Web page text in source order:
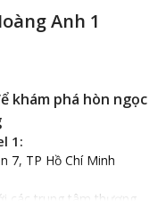
Anh 1
khám phá hòn ngọc
1:
7, TP Hồ Chí Minh
các trung tâm thương